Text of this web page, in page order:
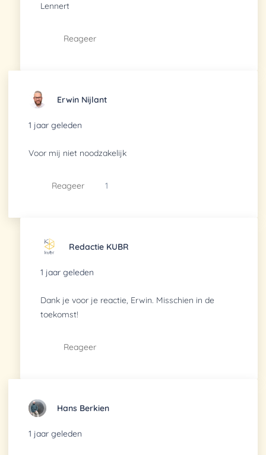
Lennert
Reageer
Erwin Nijlant
1 jaar geleden
Voor mij niet noodzakelijk
Reageer 1
Redactie KUBR
1 jaar geleden
Dank je voor je reactie, Erwin. Misschien in de
toekomst!
Reageer
Hans Berkien
1 jaar geleden